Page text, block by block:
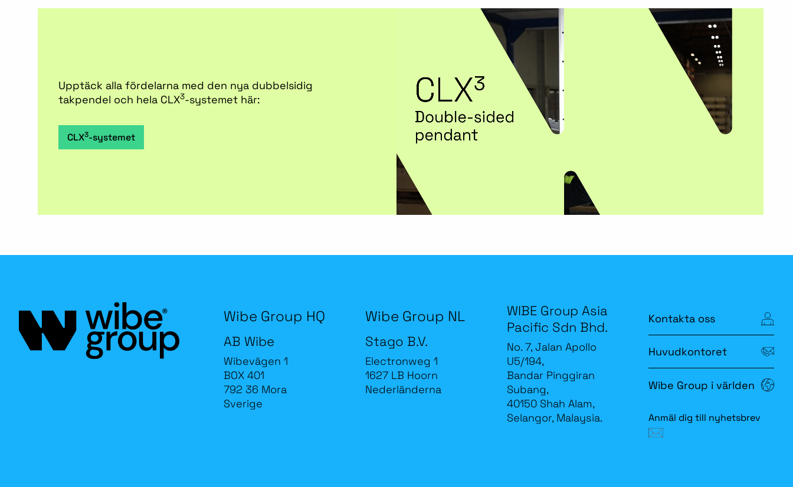
Upptäck alla fördelarna med den nya dubbelsidig
takpendel och hela CLX3-systemet här:
CLX3-systemet
Wibe Group HQ
AB Wibe
Wibevägen 1
BOX 401
792 36 Mora
Sverige
Wibe Group NL
Stago B.V.
Electronweg 1
1627 LB Hoorn
Nederländerna
WIBE Group Asia
Pacific Sdn Bhd.
No. 7, Jalan Apollo
U5/194,
Bandar Pinggiran
Subang,
40150 Shah Alam,
Selangor, Malaysia.
Kontakta oss
Huvudkontoret
Wibe Group i världen
Anmäl dig till nyhetsbrev